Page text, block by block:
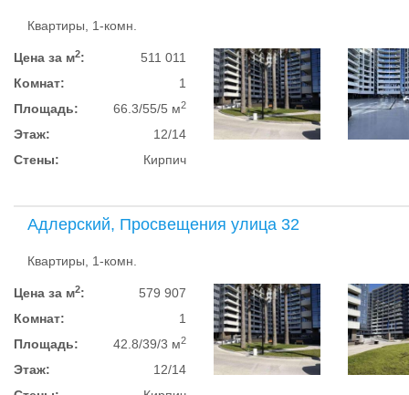
Квартиры, 1-комн.
Цена за м2:
511 011
Комнат:
1
Площадь:
66.3/55/5 м2
Этаж:
12/14
Стены:
Кирпич
Адлерский, Просвещения улица 32
Квартиры, 1-комн.
Цена за м2:
579 907
Комнат:
1
Площадь:
42.8/39/3 м2
Этаж:
12/14